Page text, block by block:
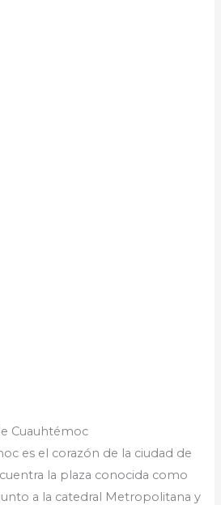
Cuauhtémoc
es el corazón de la ciudad de
la plaza conocida como
a la catedral Metropolitana y